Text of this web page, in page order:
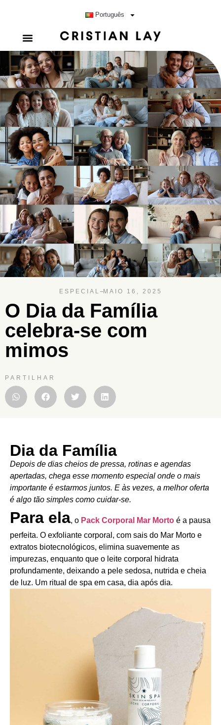
Português
ESPECIAL MAIO 16, 2025
O Dia da Família
celebra-se com
mimos
PARTILHAR
Dia da Família
Depois de dias cheios de pressa, rotinas e agendas
apertadas, chega esse momento especial onde o mais
importante é estarmos juntos. E às vezes, a melhor oferta
é algo tão simples como cuidar-se.
Para ela, o Pack Corporal Mar Morto é a pausa
perfeita. O exfoliante corporal, com sais do Mar Morto e
extratos biotecnológicos, elimina suavemente as
impurezas, enquanto que o leite corporal hidrata
profundamente, deixando a pele sedosa, nutrida e cheia
de luz. Um ritual de spa em casa, dia após dia.